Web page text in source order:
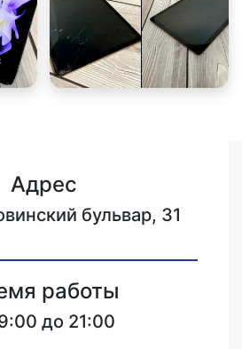
Адрес
бульвар, 31
работы
до 21:00